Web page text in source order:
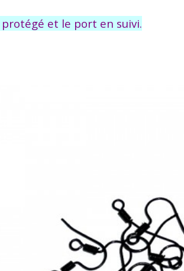
et le port en suivi.